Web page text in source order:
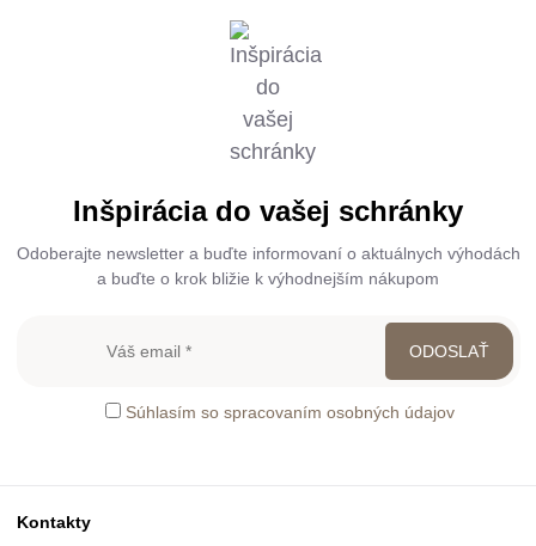
Inšpirácia do vašej schránky
Odoberajte newsletter a buďte informovaní o aktuálnych výhodách
a buďte o krok bližie k výhodnejším nákupom
Súhlasím so spracovaním osobných údajov
Kontakty